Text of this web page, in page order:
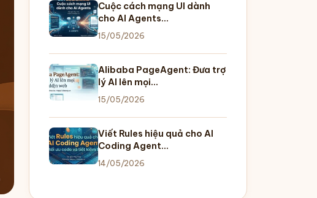
Cuộc cách mạng UI dành
cho AI Agents…
15/05/2026
Alibaba PageAgent: Đưa trợ
lý AI lên mọi…
15/05/2026
Viết Rules hiệu quả cho AI
Coding Agent…
14/05/2026